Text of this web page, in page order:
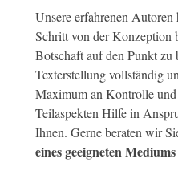
Unsere erfahrenen
Schritt von der Konzeption
Botschaft auf den Punkt zu
Texterstellung vollständig
Maximum an Kontrolle
Teilaspekten Hilfe in
Ihnen. Gerne beraten wir
eines geeigneten Mediums